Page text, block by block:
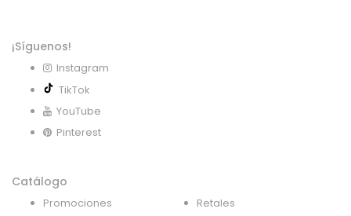
¡Síguenos!
Instagram
TikTok
YouTube
Pinterest
Catálogo
Promociones
Retales